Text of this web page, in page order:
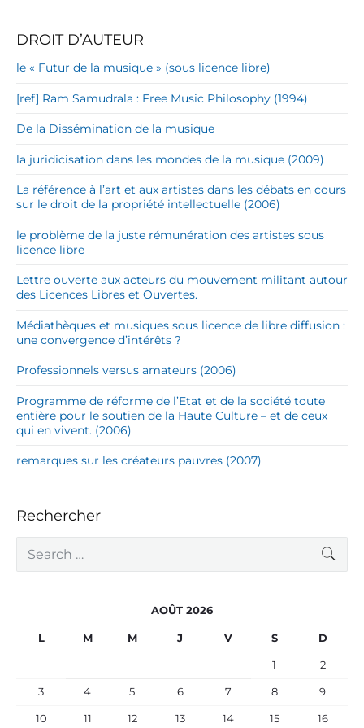
DROIT D’AUTEUR
le « Futur de la musique » (sous licence libre)
[ref] Ram Samudrala : Free Music Philosophy (1994)
De la Dissémination de la musique
la juridicisation dans les mondes de la musique (2009)
La référence à l’art et aux artistes dans les débats en cours
sur le droit de la propriété intellectuelle (2006)
le problème de la juste rémunération des artistes sous
licence libre
Lettre ouverte aux acteurs du mouvement militant autour
des Licences Libres et Ouvertes.
Médiathèques et musiques sous licence de libre diffusion :
une convergence d’intérêts ?
Professionnels versus amateurs (2006)
Programme de réforme de l’Etat et de la société toute
entière pour le soutien de la Haute Culture – et de ceux
qui en vivent. (2006)
remarques sur les créateurs pauvres (2007)
Rechercher
a
AOÛT 2026
L M M J V S D
1 2
3 4 5 6 7 8 9
10 11 12 13 14 15 16